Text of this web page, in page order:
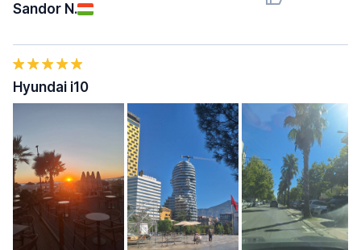
Sandor N.
Hyundai i10